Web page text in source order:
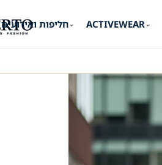
חליפות ואירועים⌄ ACTIVEWEAR ⌄